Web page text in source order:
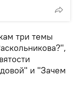
три темы
и "Зачем